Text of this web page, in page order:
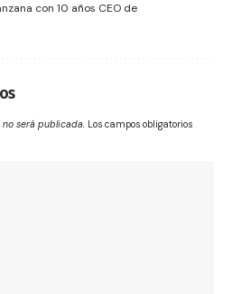
con 10 años CEO de
será publicada. Los campos obligatorios